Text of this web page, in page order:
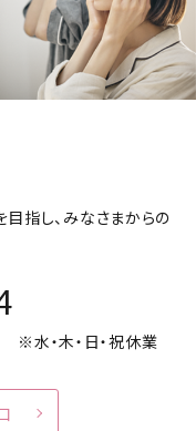
指し、みなさまからの
※水・木・日・祝休業